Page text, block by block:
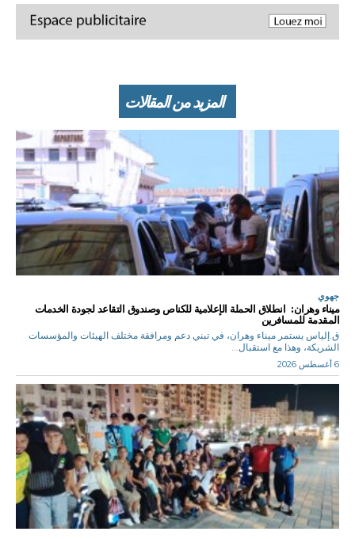
المزيد من المقالات
جهوي
ميناء وهران: انطلاق الحملة الإعلامية للكناص وصندوق التقاعد لجودة الخدمات
المقدمة للمسافرين
ق.إلياس يستمر ميناء وهران، في تبني دعم ومرافقة مختلف الهيئات والمؤسسات
الشريكة، وهذا مع استقبال...
6 أغسطس 2026